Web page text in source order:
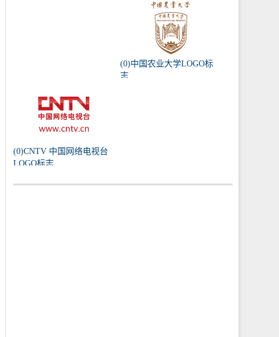
(0)中国农业大学LOGO标
志
(0)CNTV 中国网络电视台
LOGO标志